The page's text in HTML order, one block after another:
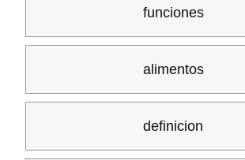
funciones
alimentos
definicion